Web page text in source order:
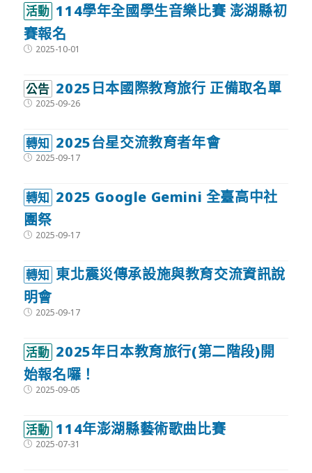
活動 114學年全國學生音樂比賽 澎湖縣初
賽報名
Post2025-10-01
公告 2025日本國際教育旅行 正備取名單
Post2025-09-26
轉知 2025台星交流教育者年會
Post2025-09-17
轉知 2025 Google Gemini 全臺高中社
團祭
Post2025-09-17
轉知 東北震災傳承設施與教育交流資訊說
明會
Post2025-09-17
活動 2025年日本教育旅行(第二階段)開
始報名囉！
Post2025-09-05
活動 114年澎湖縣藝術歌曲比賽
Post2025-07-31